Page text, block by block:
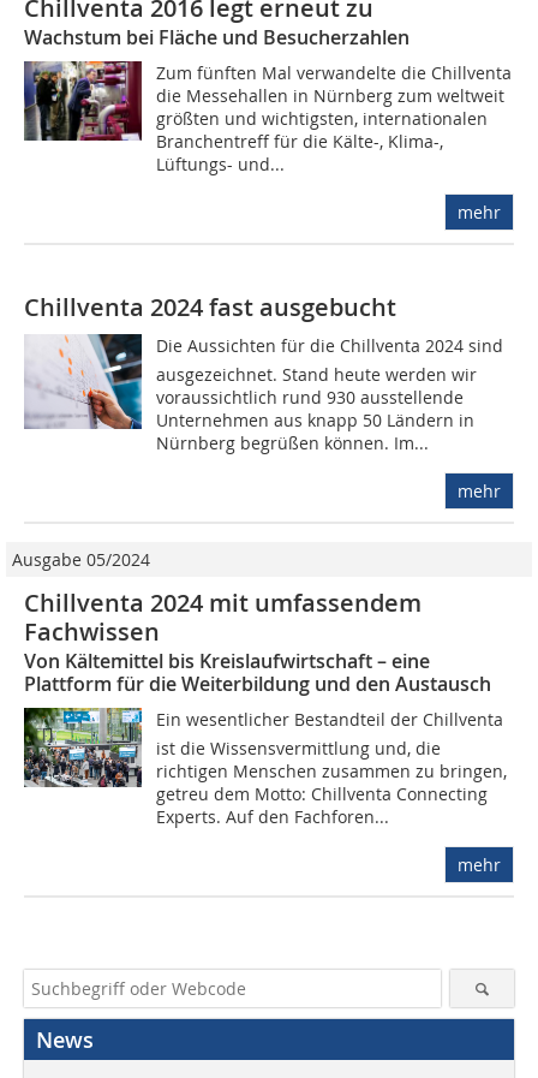
Chillventa 2016 legt erneut zu
Wachstum bei Fläche und Besucherzahlen
Zum fünften Mal verwandelte die Chillventa
die Messehallen in Nürnberg zum weltweit
größten und wichtigsten, internationalen
Branchentreff für die Kälte-, Klima-,
Lüftungs- und...
mehr
Chillventa 2024 fast ausgebucht
Die Aussichten für die Chillventa 2024 sind
ausgezeichnet. Stand heute werden wir
voraussichtlich rund 930 ausstellende
Unternehmen aus knapp 50 Ländern in
Nürnberg begrüßen können. Im...
mehr
Ausgabe 05/2024
Chillventa 2024 mit umfassendem
Fachwissen
Von Kältemittel bis Kreislaufwirtschaft – eine
Plattform für die Weiterbildung und den Austausch
Ein wesentlicher Bestandteil der Chillventa
ist die Wissensvermittlung und, die
richtigen Menschen zusammen zu bringen,
getreu dem Motto: Chillventa Connecting
Experts. Auf den Fachforen...
mehr
News